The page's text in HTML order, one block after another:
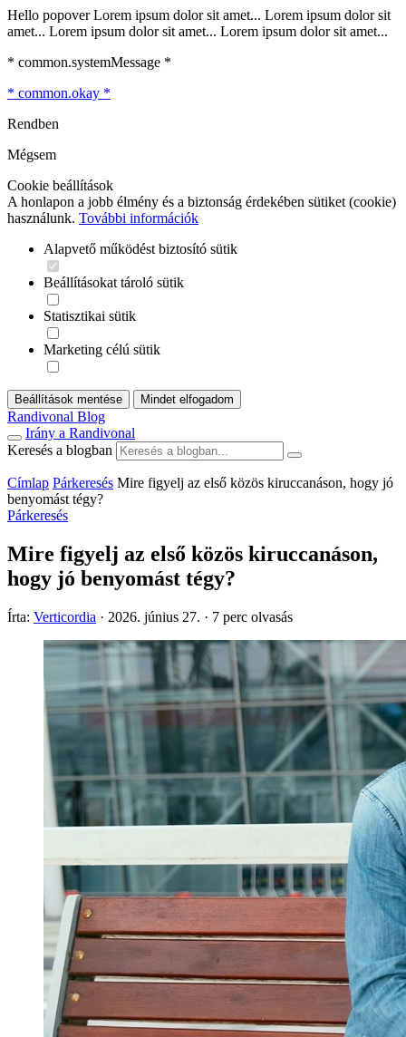
Hello popover Lorem ipsum dolor sit amet... Lorem ipsum dolor sit
amet... Lorem ipsum dolor sit amet... Lorem ipsum dolor sit amet...
* common.systemMessage *
* common.okay *
Rendben
Mégsem
Cookie beállítások
A honlapon a jobb élmény és a biztonság érdekében sütiket (cookie)
használunk. További információk
Alapvető működést biztosító sütik
Beállításokat tároló sütik
Statisztikai sütik
Marketing célú sütik
Beállítások mentése Mindet elfogadom
Randivonal Blog
Irány a Randivonal
Keresés a blogban
Címlap Párkeresés Mire figyelj az első közös kiruccanáson, hogy jó
benyomást tégy?
Párkeresés
Mire figyelj az első közös kiruccanáson,
hogy jó benyomást tégy?
Írta: Verticordia · 2026. június 27. · 7 perc olvasás